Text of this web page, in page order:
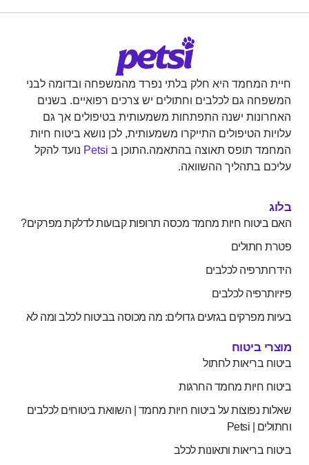
חיית המחמד היא חלק בלתי נפרד מהמשפחה ובדומה לבני
המשפחה גם לכלבים וחתולים יש צרכים רפואיים. בשנים
האחרונות ישנה התפתחות משמעותית בטיפולים אך גם
עלויות הטיפולים התייקרו משמעותית, לכן נושא ביטוח חיות
המחמד תופס תאוצה בהתאמה.התוכן ב Petsi נועד להקל
עליכם בתהליך ההשוואה.
בלוג
האם ביטוח חיות מחמד מכסה תרופות קבועות לדלקת מפרקים?
פטרת חתולים
הידרותרפיה לכלבים
פיזיותרפיה לכלבים
בעיות מפרקים בגזעים גדולים: מה מכוסה בביטוח לכלב ומה לא
מוצרי ביטוח
ביטוח בריאות לחתול
ביטוח חיות מחמד החרגות
שאלות נפוצות על ביטוח חיות מחמד | השוואת ביטוחים לכלבים
וחתולים | Petsi
ביטוח בריאות ותאונות לכלב